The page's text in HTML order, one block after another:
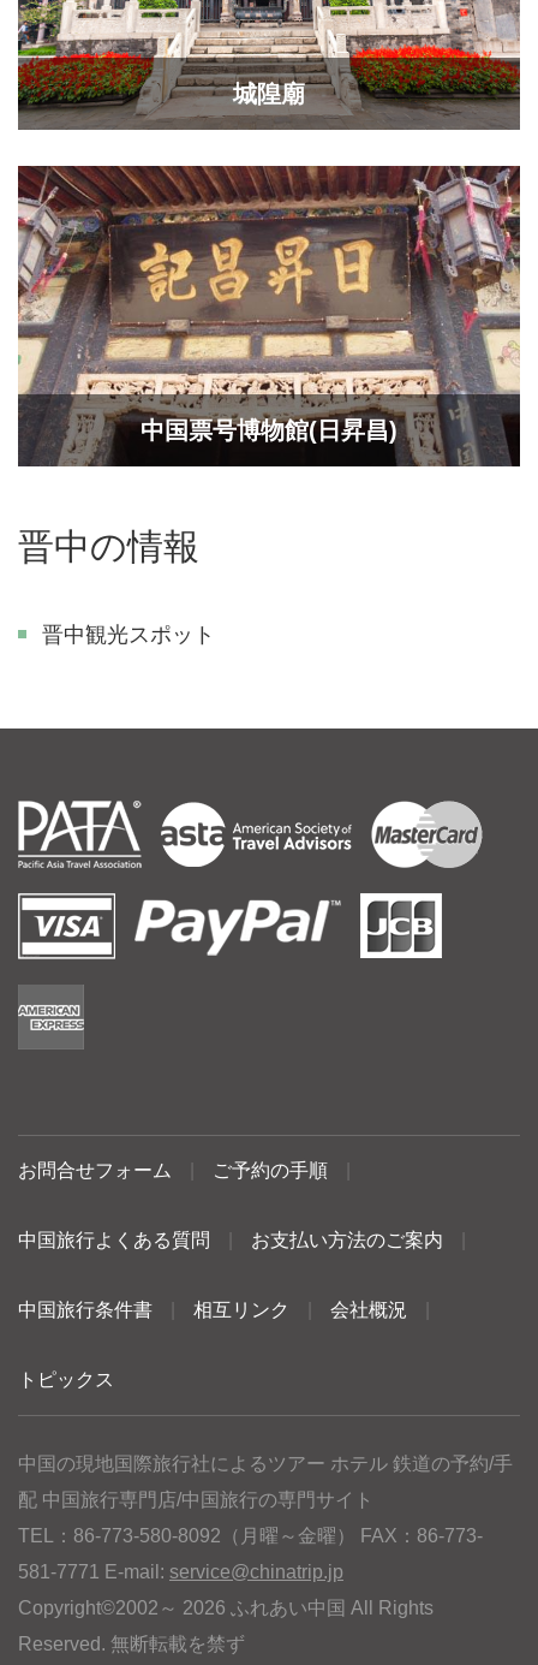
城隍廟
中国票号博物館(日昇昌)
晋中の情報
晋中観光スポット
お問合せフォーム ご予約の手順
中国旅行よくある質問 お支払い方法のご案内
中国旅行条件書 相互リンク 会社概況
トピックス
中国の現地国際旅行社によるツアー ホテル 鉄道の予約/手
配 中国旅行専門店/中国旅行の専門サイト
TEL：86-773-580-8092（月曜～金曜） FAX：86-773-
581-7771 E-mail: service@chinatrip.jp
Copyright©2002～ 2026 ふれあい中国 All Rights
Reserved. 無断転載を禁ず